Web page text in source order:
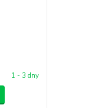
1 - 3 dny